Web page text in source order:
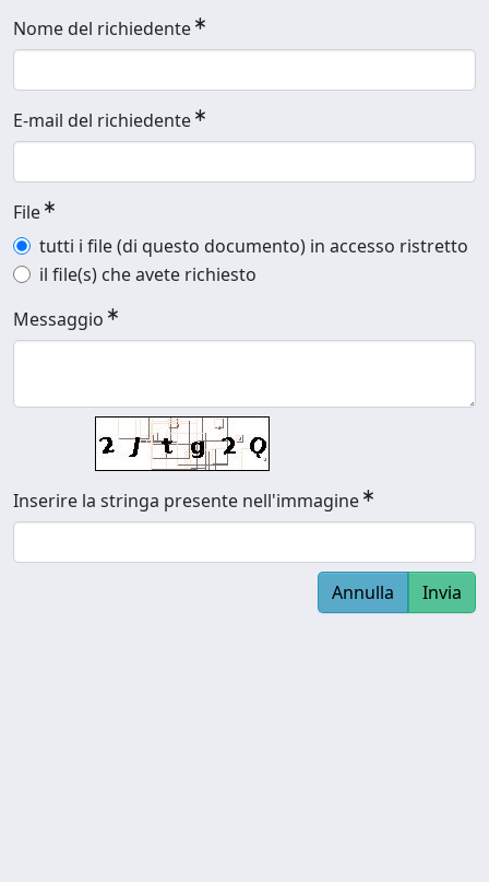
Nome del richiedente
E-mail del richiedente
File
tutti i file (di questo documento) in accesso ristretto
il file(s) che avete richiesto
Messaggio
Inserire la stringa presente nell'immagine
Annulla Invia